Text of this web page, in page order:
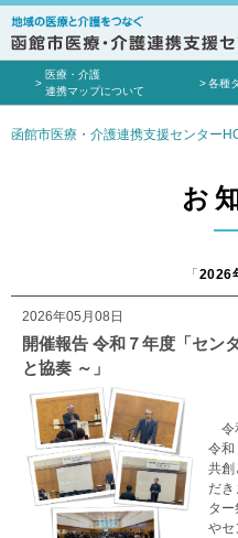
医療・介護
連携マップについて
各種
函館市医療・介護連携支援センター
お
「 2026
2026年05月08日
開催報告 令和７年度「セ
と協奏 ～」
令
令和
共創
だ
タ
や